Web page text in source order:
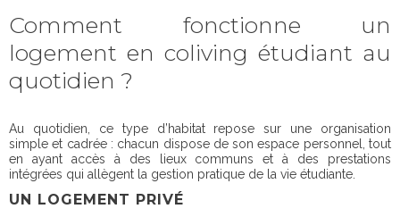
Comment fonctionne un
logement en coliving étudiant au
quotidien ?
Au quotidien, ce type d’habitat repose sur une organisation
simple et cadrée : chacun dispose de son espace personnel, tout
en ayant accès à des lieux communs et à des prestations
intégrées qui allègent la gestion pratique de la vie étudiante.
UN LOGEMENT PRIVÉ